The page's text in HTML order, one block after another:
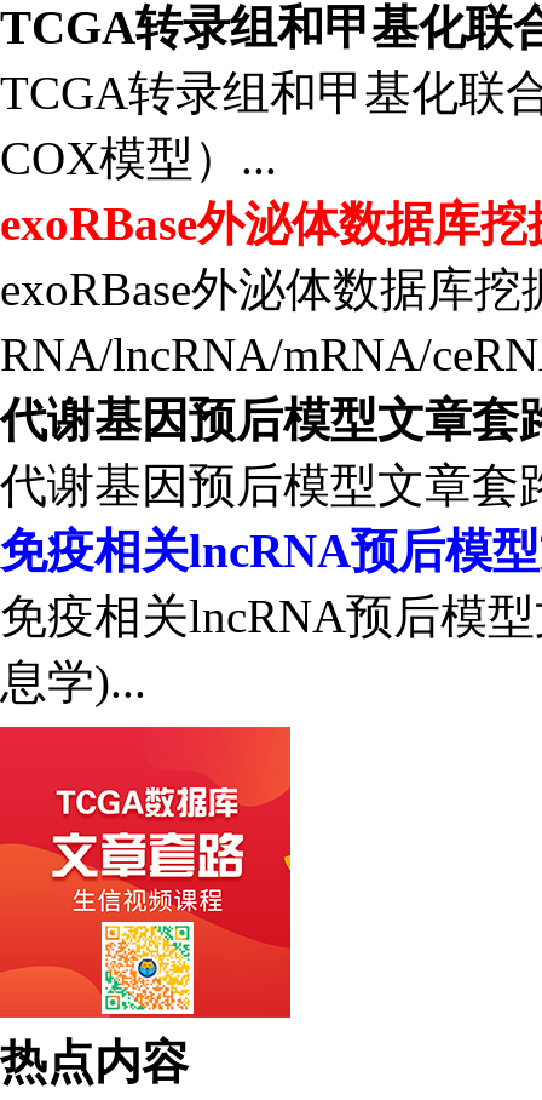
TCGA转录组和甲基化联
TCGA转录组和甲基化联
COX模型）...
exoRBase外泌体数据库
exoRBase外泌体数据库挖
RNA/lncRNA/mRNA/
代谢基因预后模型文章套
代谢基因预后模型文章套
免疫相关lncRNA预后模
免疫相关lncRNA预后模
息学)...
热点内容